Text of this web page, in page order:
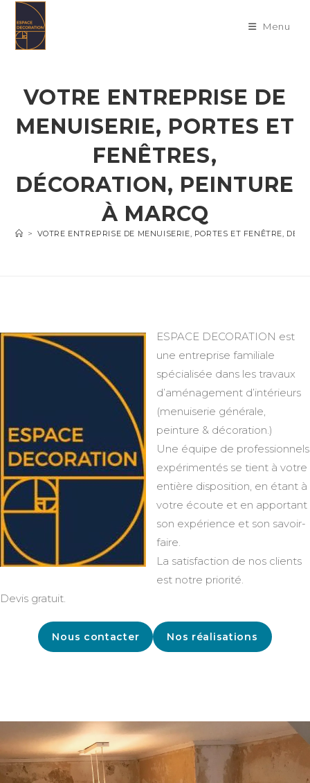
content
Menu
VOTRE ENTREPRISE DE
MENUISERIE, PORTES ET
FENÊTRES,
DÉCORATION, PEINTURE
À MARCQ
> VOTRE ENTREPRISE DE MENUISERIE, PORTES ET FENÊTRE,
ESPACE DECORATION est
une entreprise familiale
spécialisée dans les travaux
d’aménagement d’intérieurs
(menuiserie générale,
peinture & décoration.)
Une équipe de professionnels
expérimentés se tient à votre
entière disposition, en étant à
votre écoute et en apportant
son expérience et son savoir-
faire.
La satisfaction de nos clients
est notre priorité.
Devis gratuit.
Nous contacter Nos réalisations